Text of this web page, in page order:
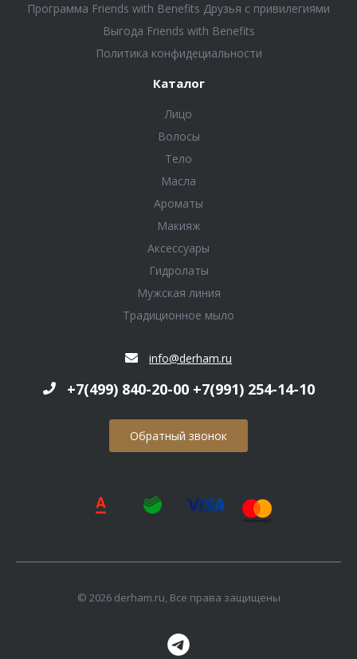
Программа Friends with Benefits Друзья с привилегиями
Выгода Friends with Benefits
Политика конфидециальности
Каталог
Лицо
Волосы
Тело
Масла
Ароматы
Макияж
Аксессуары
Гидролаты
Мужская линия
Традиционное мыло
info@derham.ru
+7(499) 840-20-00 +7(991) 254-14-10
Обратный звонок
© 2026 derham.ru, Все права защищены